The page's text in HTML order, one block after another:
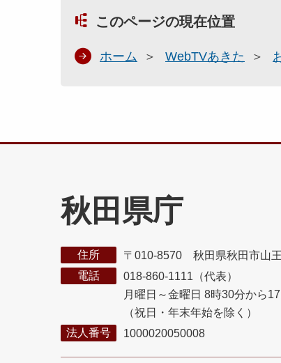
このページの現在位置
ホーム WebTVあきた
秋田県庁
住所
〒010-8570 秋田県秋田市山
電話
018-860-1111（代表）
月曜日～金曜日 8時30分から
（祝日・年末年始を除く）
法人番号
1000020050008